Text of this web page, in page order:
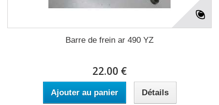
Barre de frein ar 490 YZ
22.00 €
Ajouter au panier Détails